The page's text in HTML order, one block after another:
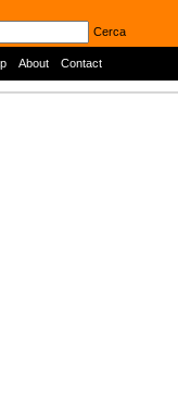
Cerca
About Contact